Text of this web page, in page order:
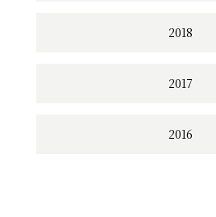
2018
2017
2016